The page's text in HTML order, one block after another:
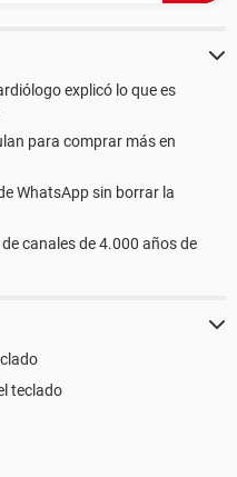
explicó lo que es
para comprar más en
WhatsApp sin borrar la
canales de 4.000 años de
teclado